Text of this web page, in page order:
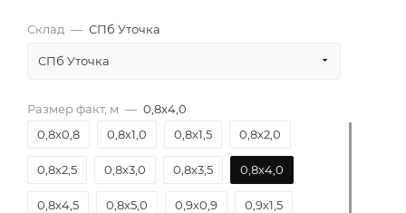
Склад — СПб Уточка
СПб Уточка
Размер факт, м — 0,8х4,0
0,8х0,8
0,8х1,0 0,8х1,5 0,8х2,0
0,8х2,5 0,8х3,0 0,8х3,5 0,8х4,0
0,8х4,5 0,8х5,0 0,9х0,9 0,9х1,5